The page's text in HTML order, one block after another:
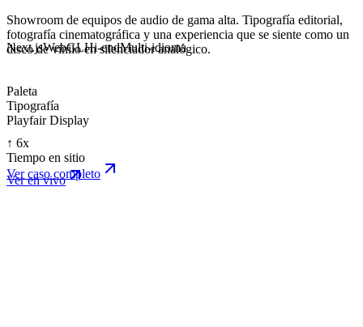
Showroom de equipos de audio de gama alta. Tipografía editorial,
fotografía cinematográfica y una experiencia que se siente como un
disco de viniloen silenciador analógico.
Next.jsWebGLHi-endMulti-idioma
Paleta
Tipografía
Playfair Display
↑ 6x
Tiempo en sitio
Ver en vivo
Ver caso completo